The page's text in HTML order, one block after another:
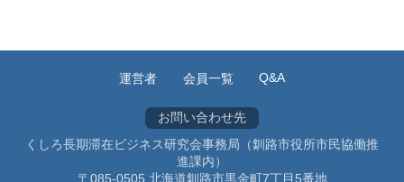
運営者 会員一覧 Q&A
お問い合わせ先
くしろ長期滞在ビジネス研究会事務局（釧路市役所市民協働推
進課内）
〒085-0505 北海道釧路市黒金町7丁目5番地